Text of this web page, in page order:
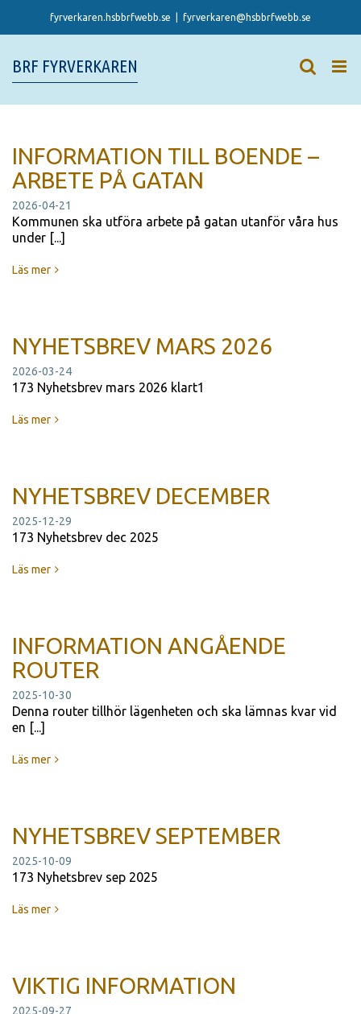
content
fyrverkaren.hsbbrfwebb.se fyrverkaren@hsbbrfwebb.se
BRF FYRVERKAREN
INFORMATION TILL BOENDE –
ARBETE PÅ GATAN
2026-04-21
Kommunen ska utföra arbete på gatan utanför våra hus
under [...]
Läs mer
NYHETSBREV MARS 2026
2026-03-24
173 Nyhetsbrev mars 2026 klart1
Läs mer
NYHETSBREV DECEMBER
2025-12-29
173 Nyhetsbrev dec 2025
Läs mer
INFORMATION ANGÅENDE
ROUTER
2025-10-30
Denna router tillhör lägenheten och ska lämnas kvar vid
en [...]
Läs mer
NYHETSBREV SEPTEMBER
2025-10-09
173 Nyhetsbrev sep 2025
Läs mer
VIKTIG INFORMATION
2025-09-27